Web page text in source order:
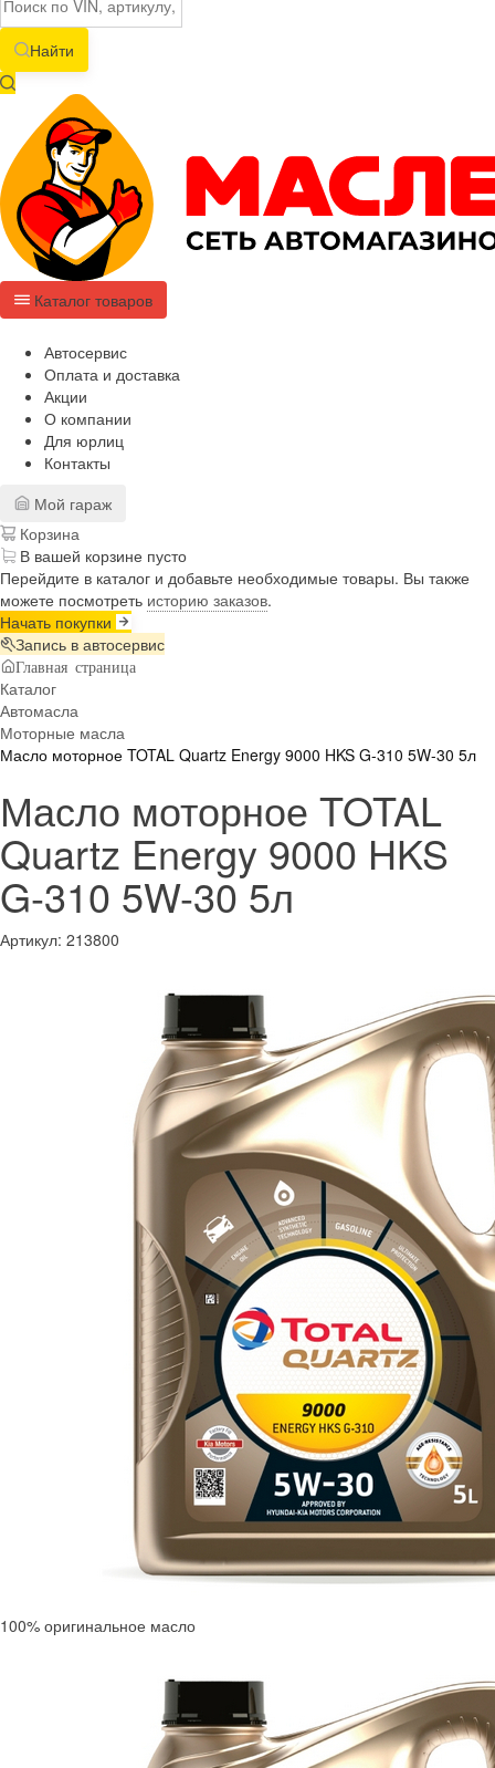
Найти
Каталог товаров
Автосервис
Оплата и доставка
Акции
О компании
Для юрлиц
Контакты
Мой гараж
Корзина
В вашей корзине пусто
Перейдите в каталог и добавьте необходимые товары. Вы также
можете посмотреть историю заказов.
Начать покупки
Запись в автосервис
Главная страница
Каталог
Автомасла
Моторные масла
Масло моторное TOTAL Quartz Energy 9000 HKS G-310 5W-30 5л
Масло моторное TOTAL
Quartz Energy 9000 HKS
G-310 5W-30 5л
Артикул: 213800
100% оригинальное масло